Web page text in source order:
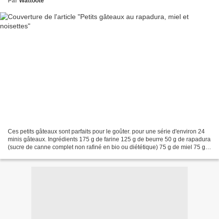
Ces petits gâteaux sont parfaits pour le goûter. pour une série d'environ 24
minis gâteaux. Ingrédients 175 g de farine 125 g de beurre 50 g de rapadura
(sucre de canne complet non rafiné en bio ou diététique) 75 g de miel 75 g